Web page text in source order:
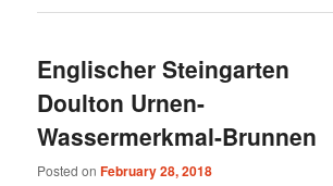
Englischer Steingarten
Doulton Urnen-
Wassermerkmal-Brunnen
Posted onFebruary 28, 2018